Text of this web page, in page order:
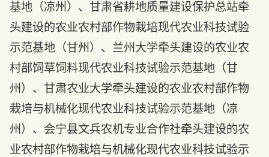
基地（凉州）、甘肃省耕地质量建设保护总站牵
头建设的农业农村部作物栽培现代农业科技试验
示范基地（甘州）、兰州大学牵头建设的农业农
村部饲草饲料现代农业科技试验示范基地（甘
州）、甘肃农业大学牵头建设的农业农村部作物
栽培与机械化现代农业科技试验示范基地（凉
州）、会宁县文兵农机专业合作社牵头建设的农
业农村部作物栽培与机械化现代农业科技试验示